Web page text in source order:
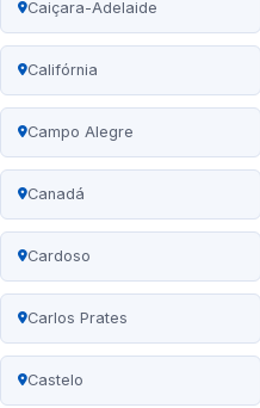
Caiçara-Adelaide
Califórnia
Campo Alegre
Canadá
Cardoso
Carlos Prates
Castelo